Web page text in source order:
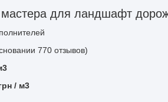
для ландшафт
770 отзывов)
/ м3